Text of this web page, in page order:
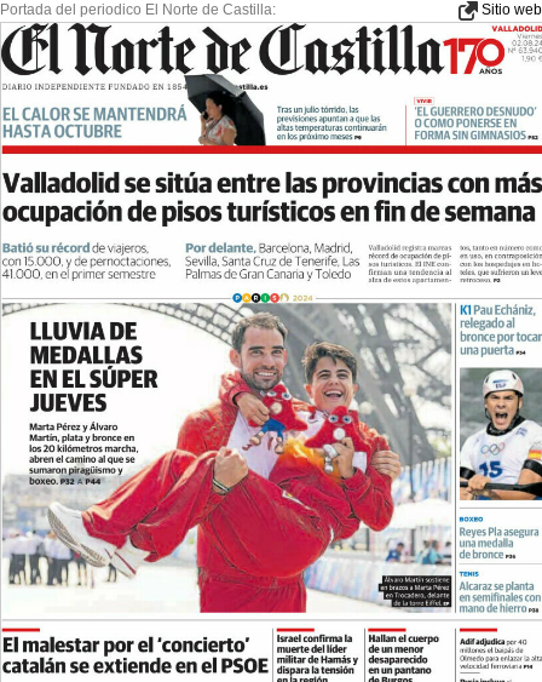
Portada del periodico El Norte de Castilla: Sitio web